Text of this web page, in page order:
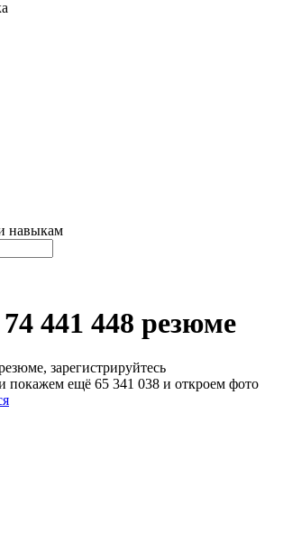
навыкам
441 448 резюме
зарегистрируйтесь
покажем ещё 65 341 038 и откроем фото